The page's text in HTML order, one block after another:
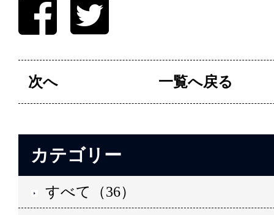
次へ 一覧へ戻る
カテゴリー
すべて（36）